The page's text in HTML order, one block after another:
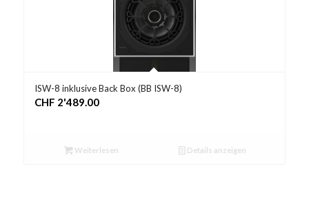
ISW-8 inklusive Back Box (BB ISW-8)
CHF 2'489.00
Weiterlesen Details anzeigen